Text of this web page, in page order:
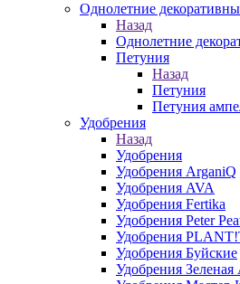
Однолетние
Назад
Однолетние
Петуния
Назад
Петуния
Петуния
Удобрения
Назад
Удобрения
Удобрения ArganiQ
Удобрения AVA
Удобрения Fertika
Удобрения Peter
Удобрения
Удобрения Буйские
Удобрения